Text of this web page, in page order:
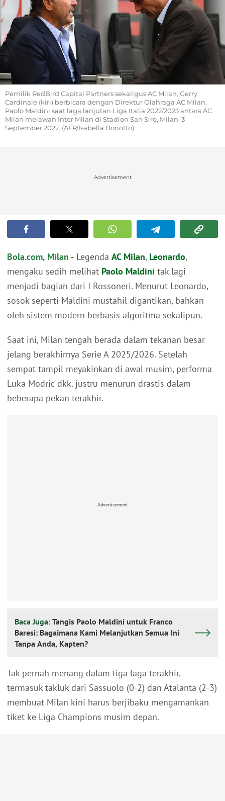
Pemilik RedBird Capital Partners sekaligus AC Milan, Gerry
Cardinale (kiri) berbicara dengan Direktur Olahraga AC Milan,
Paolo Maldini saat laga lanjutan Liga Italia 2022/2023 antara AC
Milan melawan Inter Milan di Stadion San Siro, Milan, 3
September 2022. (AFP/Isabella Bonotto)
Advertisement
Bola.com, Milan - Legenda AC Milan, Leonardo,
mengaku sedih melihat Paolo Maldini tak lagi
menjadi bagian dari I Rossoneri. Menurut Leonardo,
sosok seperti Maldini mustahil digantikan, bahkan
oleh sistem modern berbasis algoritma sekalipun.
Saat ini, Milan tengah berada dalam tekanan besar
jelang berakhirnya Serie A 2025/2026. Setelah
sempat tampil meyakinkan di awal musim, performa
Luka Modric dkk. justru menurun drastis dalam
beberapa pekan terakhir.
Advertisement
Baca Juga: Tangis Paolo Maldini untuk Franco
Baresi: Bagaimana Kami Melanjutkan Semua Ini
Tanpa Anda, Kapten?
Tak pernah menang dalam tiga laga terakhir,
termasuk takluk dari Sassuolo (0-2) dan Atalanta (2-3)
membuat Milan kini harus berjibaku mengamankan
tiket ke Liga Champions musim depan.